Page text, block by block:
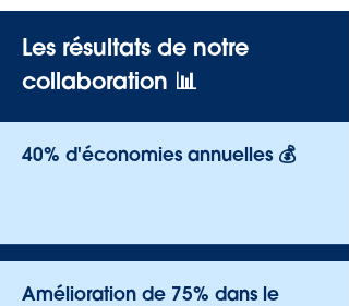
Les résultats de notre
collaboration 📊
40% d'économies annuelles 💰
Amélioration de 75% dans le